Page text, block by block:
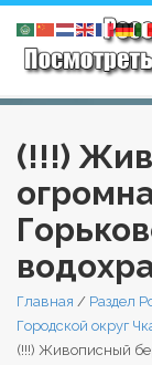
(!!!)
Главная / Раздел
Городской округ
(!!!) Живописный